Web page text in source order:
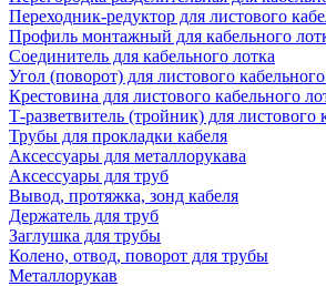
Переходник-редуктор для листового
Профиль монтажный для кабельного
Соединитель для кабельного лотка
Угол (поворот) для листового
Крестовина для листового кабельного
Т-разветвитель (тройник) для листового
Трубы для прокладки кабеля
Аксессуары для металлорукава
Аксессуары для труб
Вывод, протяжка, зонд кабеля
Держатель для труб
Заглушка для трубы
Колено, отвод, поворот для трубы
Металлорукав